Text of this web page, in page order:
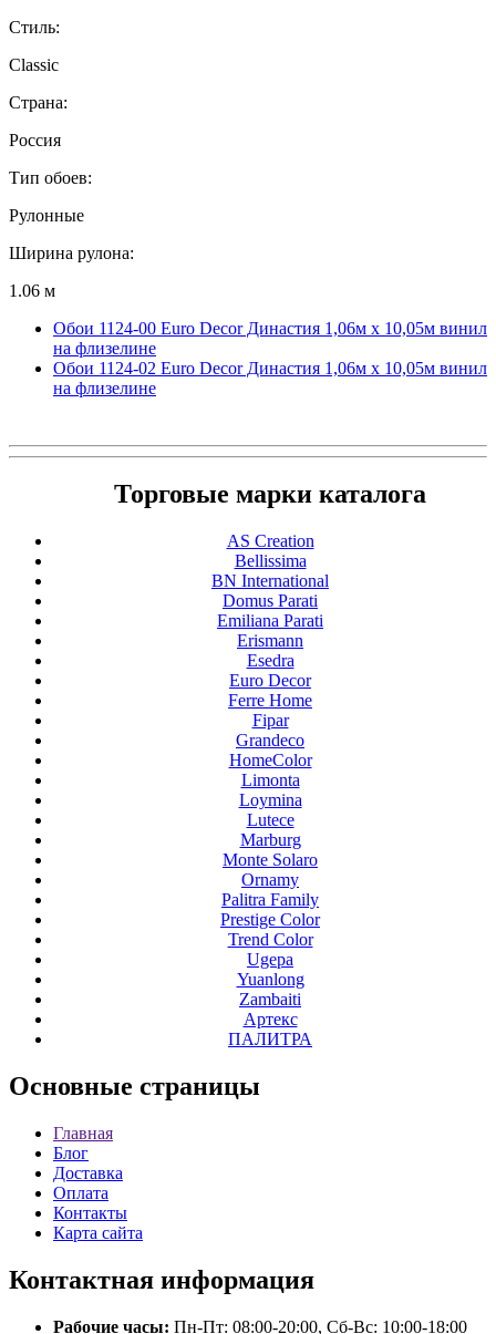
Стиль:
Classic
Страна:
Россия
Тип обоев:
Рулонные
Ширина рулона:
1.06 м
Обои 1124-00 Euro Decor Династия 1,06м х 10,05м винил
на флизелине
Обои 1124-02 Euro Decor Династия 1,06м х 10,05м винил
на флизелине
Торговые марки каталога
AS Creation
Bellissima
BN International
Domus Parati
Emiliana Parati
Erismann
Esedra
Euro Decor
Ferre Home
Fipar
Grandeco
HomeColor
Limonta
Loymina
Lutece
Marburg
Monte Solaro
Ornamy
Palitra Family
Prestige Color
Trend Color
Ugepa
Yuanlong
Zambaiti
Артекс
ПАЛИТРА
Основные страницы
Главная
Блог
Доставка
Оплата
Контакты
Карта сайта
Контактная информация
Рабочие часы: Пн-Пт: 08:00-20:00, Сб-Вс: 10:00-18:00